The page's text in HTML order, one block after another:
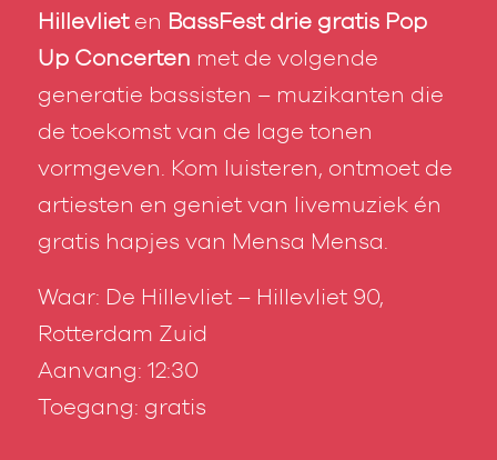
Hillevliet en BassFest drie gratis Pop
Up Concerten met de volgende
generatie bassisten – muzikanten die
de toekomst van de lage tonen
vormgeven. Kom luisteren, ontmoet de
artiesten en geniet van livemuziek én
gratis hapjes van Mensa Mensa.
Waar: De Hillevliet – Hillevliet 90,
Rotterdam Zuid
Aanvang: 12:30
Toegang: gratis